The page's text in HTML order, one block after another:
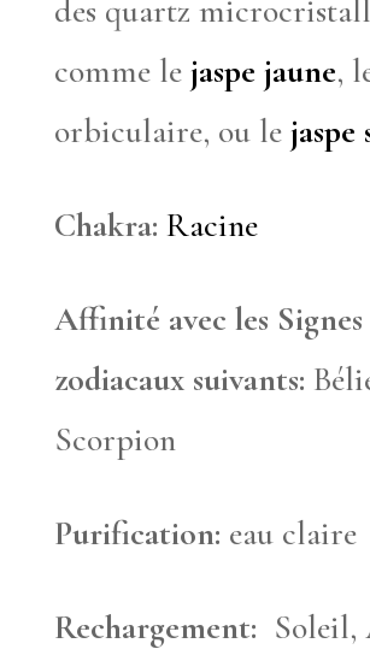
des quartz
comme le jaspe jaune,
orbiculaire, ou lejaspe
Chakra: Racine
Affinité avec les Signes
zodiacaux suivants:
Scorpion
Purification: eau claire
Rechargement: Soleil,